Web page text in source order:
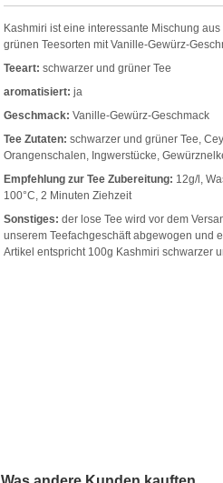
Kashmiri ist eine interessante Mischung
grünen Teesorten mit Vanille-Gewürz-
Teeart: schwarzer und grüner Tee
aromatisiert: ja
Geschmack: Vanille-Gewürz-Geschmack
Tee Zutaten: schwarzer und grüner Tee,
Orangenschalen, Ingwerstücke,
Empfehlung zur Tee Zubereitung: 12g/l,
100°C, 2 Minuten Ziehzeit
Sonstiges: der lose Tee wird vor dem
unserem Teefachgeschäft abgewogen und
Artikel entspricht 100g Kashmiri schwarzer